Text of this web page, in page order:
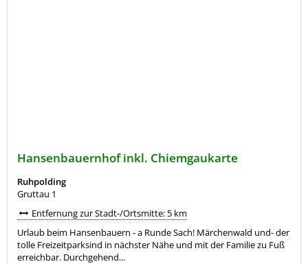
Hansenbauernhof inkl. Chiemgaukarte
Ruhpolding
Gruttau 1
Entfernung zur Stadt-/Ortsmitte: 5 km
Urlaub beim Hansenbauern - a Runde Sach! Märchenwald und- der
tolle Freizeitparksind in nächster Nähe und mit der Familie zu Fuß
erreichbar. Durchgehend...